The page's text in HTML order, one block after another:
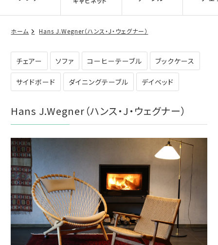
ホーム Hans J.Wegner（ハンス・J・ウェグナー）
チェアー ソファ コーヒーテーブル ブックケース
サイドボード ダイニングテーブル デイベッド
Hans J.Wegner（ハンス・J・ウェグナー）